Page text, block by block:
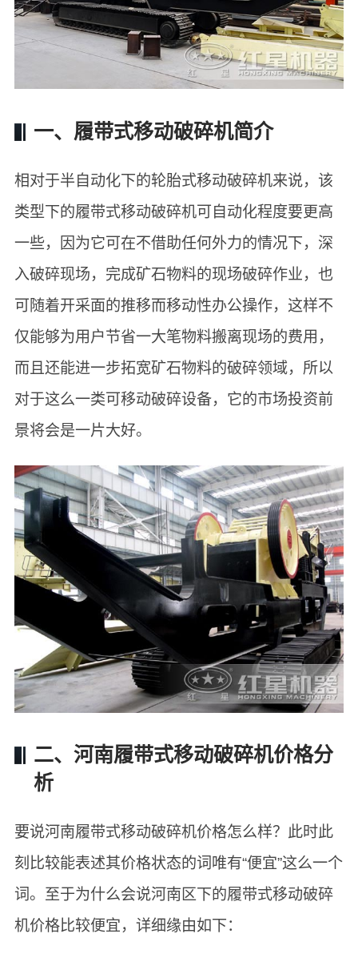
一、履带式移动破碎机简介
相对于半自动化下的轮胎式移动破碎机来说，该
类型下的履带式移动破碎机可自动化程度要更高
一些，因为它可在不借助任何外力的情况下，深
入破碎现场，完成矿石物料的现场破碎作业，也
可随着开采面的推移而移动性办公操作，这样不
仅能够为用户节省一大笔物料搬离现场的费用，
而且还能进一步拓宽矿石物料的破碎领域，所以
对于这么一类可移动破碎设备，它的市场投资前
景将会是一片大好。
二、河南履带式移动破碎机价格分
析
要说河南履带式移动破碎机价格怎么样？此时此
刻比较能表述其价格状态的词唯有“便宜”这么一个
词。至于为什么会说河南区下的履带式移动破碎
机价格比较便宜，详细缘由如下：